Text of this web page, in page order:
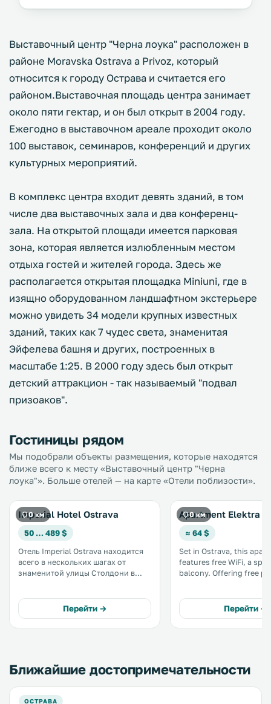
Выставочный центр "Черна лоука" расположен в
районе Moravska Ostrava a Privoz, который
относится к городу Острава и считается его
районом.Выставочная площадь центра занимает
около пяти гектар, и он был открыт в 2004 году.
Ежегодно в выставочном ареале проходит около
100 выставок, семинаров, конференций и других
культурных мероприятий.
В комплекс центра входит девять зданий, в том
числе два выставочных зала и два конференц-
зала. На открытой площади имеется парковая
зона, которая является излюбленным местом
отдыха гостей и жителей города. Здесь же
располагается открытая площадка Miniuni, где в
изящно оборудованном ландшафтном экстерьере
можно увидеть 34 модели крупных известных
зданий, таких как 7 чудес света, знаменитая
Эйфелева башня и других, построенных в
масштабе 1:25. В 2000 году здесь был открыт
детский аттракцион - так называемый "подвал
призоаков".
Гостиницы рядом
Мы подобрали объекты размещения, которые находятся
ближе всего к месту «Выставочный центр "Черна
лоука"». Больше отелей — на карте «Отели поблизости».
0 км
Imperial Hotel Ostrava
50 … 489 $
Отель Imperial Ostrava находится
всего в нескольких шагах от
знаменитой улицы Столдони в
гостей 2 ресторана, бесплатная
сауна и бассейн с соленой водой. .
Перейти →
0 км
Apartment Elektra
≈ 64 $
Set in Ostrava, this
features free WiFi, a spa
balcony. Offering free private
Перейти →
Ближайшие достопримечательности
ОСТРАВА